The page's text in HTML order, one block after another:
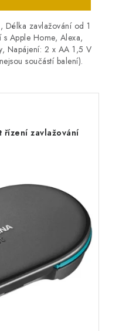
Délka zavlažování od 1
Apple Home, Alexa,
Napájení: 2 x AA 1,5 V
součástí balení).
řízení zavlažování